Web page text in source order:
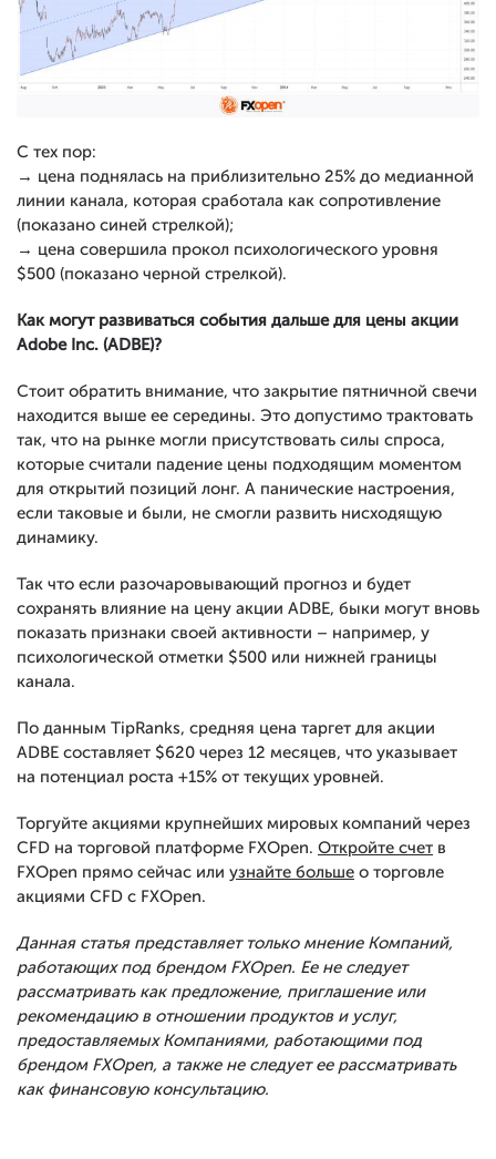
С тех пор:
→ цена поднялась на приблизительно 25% до медианной
линии канала, которая сработала как сопротивление
(показано синей стрелкой);
→ цена совершила прокол психологического уровня
$500 (показано черной стрелкой).
Как могут развиваться события дальше для цены акции
Adobe Inc. (ADBE)?
Стоит обратить внимание, что закрытие пятничной свечи
находится выше ее середины. Это допустимо трактовать
так, что на рынке могли присутствовать силы спроса,
которые считали падение цены подходящим моментом
для открытий позиций лонг. А панические настроения,
если таковые и были, не смогли развить нисходящую
динамику.
Так что если разочаровывающий прогноз и будет
сохранять влияние на цену акции ADBE, быки могут вновь
показать признаки своей активности – например, у
психологической отметки $500 или нижней границы
канала.
По данным TipRanks, средняя цена таргет для акции
ADBE составляет $620 через 12 месяцев, что указывает
на потенциал роста +15% от текущих уровней.
Торгуйте акциями крупнейших мировых компаний через
CFD на торговой платформе FXOpen. Откройте счет в
FXOpen прямо сейчас или узнайте больше о торговле
акциями CFD с FXOpen.
Данная статья представляет только мнение Компаний,
работающих под брендом FXOpen. Ее не следует
рассматривать как предложение, приглашение или
рекомендацию в отношении продуктов и услуг,
предоставляемых Компаниями, работающими под
брендом FXOpen, а также не следует ее рассматривать
как финансовую консультацию.